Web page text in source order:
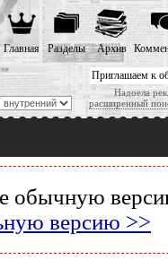
Приглашаем к
Надоела
расширенный
Главная Разделы Архив
обычную
версию >>